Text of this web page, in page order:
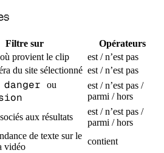
Filtre sur
Opérateurs
provient le clip
est / n’est pas
du site sélectionné est / n’est pas
danger ou
est / n’est pas /
parmi / hors
aux résultats
est / n’est pas /
parmi / hors
de texte sur le
vidéo
contient